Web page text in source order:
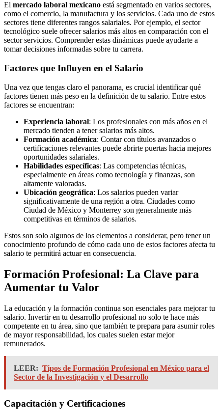
El mercado laboral mexicano está segmentado en varios sectores,
como el comercio, la manufactura y los servicios. Cada uno de estos
sectores tiene diferentes rangos salariales. Por ejemplo, el sector
tecnológico suele ofrecer salarios más altos en comparación con el
sector servicios. Comprender estas dinámicas puede ayudarte a
tomar decisiones informadas sobre tu carrera.
Factores que Influyen en el Salario
Una vez que tengas claro el panorama, es crucial identificar qué
factores tienen más peso en la definición de tu salario. Entre estos
factores se encuentran:
Experiencia laboral: Los profesionales con más años en el
mercado tienden a tener salarios más altos.
Formación académica: Contar con títulos avanzados o
certificaciones relevantes puede abrirte puertas hacia mejores
oportunidades salariales.
Habilidades específicas: Las competencias técnicas,
especialmente en áreas como tecnología y finanzas, son
altamente valoradas.
Ubicación geográfica: Los salarios pueden variar
significativamente de una región a otra. Ciudades como
Ciudad de México y Monterrey son generalmente más
competitivas en términos de salarios.
Estos son solo algunos de los elementos a considerar, pero tener un
conocimiento profundo de cómo cada uno de estos factores afecta tu
salario te permitirá actuar en consecuencia.
Formación Profesional: La Clave para
Aumentar tu Valor
La educación y la formación continua son esenciales para mejorar tu
salario. Invertir en tu desarrollo profesional no solo te hace más
competente en tu área, sino que también te prepara para asumir roles
de mayor responsabilidad, los cuales suelen estar mejor
remunerados.
LEER: Tipos de Formación Profesional en México para el
Sector de la Investigación y el Desarrollo
Capacitación y Certificaciones